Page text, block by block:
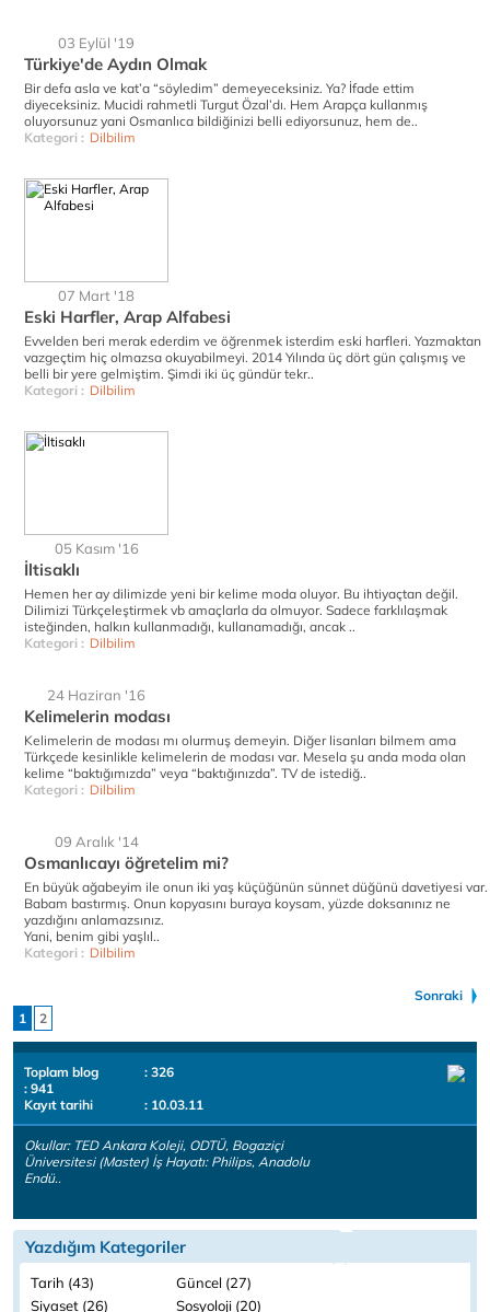
03 Eylül '19
Türkiye'de Aydın Olmak
Bir defa asla ve kat’a “söyledim” demeyeceksiniz. Ya? İfade ettim
diyeceksiniz. Mucidi rahmetli Turgut Özal’dı. Hem Arapça kullanmış
oluyorsunuz yani Osmanlıca bildiğinizi belli ediyorsunuz, hem de..
Kategori : Dilbilim
07 Mart '18
Eski Harfler, Arap Alfabesi
Evvelden beri merak ederdim ve öğrenmek isterdim eski harfleri. Yazmaktan
vazgeçtim hiç olmazsa okuyabilmeyi. 2014 Yılında üç dört gün çalışmış ve
belli bir yere gelmiştim. Şimdi iki üç gündür tekr..
Kategori : Dilbilim
05 Kasım '16
İltisaklı
Hemen her ay dilimizde yeni bir kelime moda oluyor. Bu ihtiyaçtan değil.
Dilimizi Türkçeleştirmek vb amaçlarla da olmuyor. Sadece farklılaşmak
isteğinden, halkın kullanmadığı, kullanamadığı, ancak ..
Kategori : Dilbilim
24 Haziran '16
Kelimelerin modası
Kelimelerin de modası mı olurmuş demeyin. Diğer lisanları bilmem ama
Türkçede kesinlikle kelimelerin de modası var. Mesela şu anda moda olan
kelime “baktığımızda” veya “baktığınızda”. TV de istediğ..
Kategori : Dilbilim
09 Aralık '14
Osmanlıcayı öğretelim mi?
En büyük ağabeyim ile onun iki yaş küçüğünün sünnet düğünü davetiyesi var.
Babam bastırmış. Onun kopyasını buraya koysam, yüzde doksanınız ne
yazdığını anlamazsınız.
Yani, benim gibi yaşlıl..
Kategori : Dilbilim
Sonraki
1
2
Toplam blog
: 326
: 941
Kayıt tarihi
: 10.03.11
Okullar: TED Ankara Koleji, ODTÜ, Bogaziçi
Üniversitesi (Master) İş Hayatı: Philips, Anadolu
Endü..
Yazdığım Kategoriler
Tarih (43)
Güncel (27)
Siyaset (26)
Sosyoloji (20)